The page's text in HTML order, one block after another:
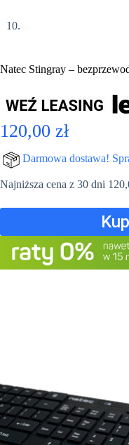
Natec Stingray –
120,00 zł
Darmowa dostawa!
Najniższa cena z 30 dni